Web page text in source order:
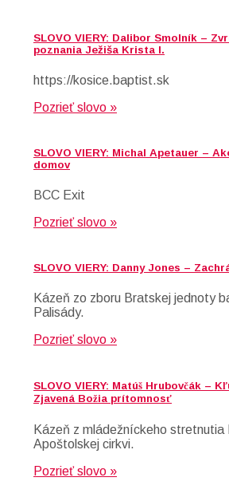
SLOVO VIERY: Dalibor Smolník –
poznania Ježiša Krista I.
https://kosice.baptist.sk
Pozrieť slovo »
SLOVO VIERY: Michal Apetauer –
domov
BCC Exit
Pozrieť slovo »
SLOVO VIERY: Danny Jones –
Kázeň zo zboru Bratskej jednoty
Palisády.
Pozrieť slovo »
SLOVO VIERY: Matúš Hrubovčák –
Zjavená Božia prítomnosť
Kázeň z mládežníckeho stretnutia
Apoštolskej cirkvi.
Pozrieť slovo »